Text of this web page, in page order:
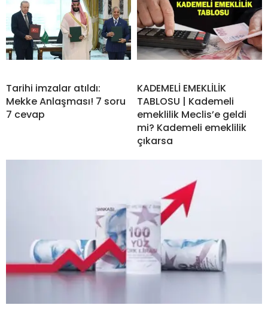
Tarihi imzalar atıldı:
Mekke Anlaşması! 7 soru
7 cevap
KADEMELİ EMEKLİLİK
TABLOSU | Kademeli
emeklilik Meclis’e geldi
mi? Kademeli emeklilik
çıkarsa